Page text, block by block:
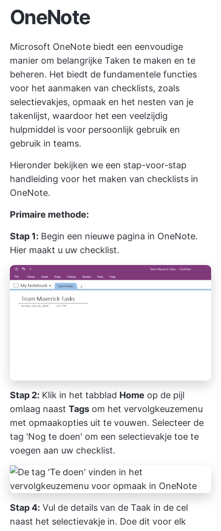
OneNote
Microsoft OneNote biedt een eenvoudige
manier om belangrijke Taken te maken en te
beheren. Het biedt de fundamentele functies
voor het aanmaken van checklists, zoals
selectievakjes, opmaak en het nesten van je
takenlijst, waardoor het een veelzijdig
hulpmiddel is voor persoonlijk gebruik en
gebruik in teams.
Hieronder bekijken we een stap-voor-stap
handleiding voor het maken van checklists in
OneNote.
Primaire methode:
Stap 1: Begin een nieuwe pagina in OneNote.
Hier maakt u uw checklist.
Stap 2: Klik in het tabblad Home op de pijl
omlaag naast Tags om het vervolgkeuzemenu
met opmaakopties uit te vouwen. Selecteer de
tag 'Nog te doen' om een selectievakje toe te
voegen aan uw checklist.
Stap 4: Vul de details van de Taak in de cel
naast het selectievakje in. Doe dit voor elk